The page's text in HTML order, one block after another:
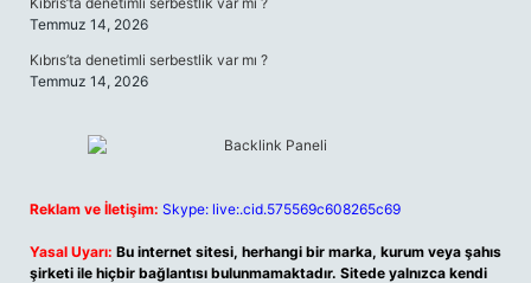
Temmuz 14, 2026
Kıbrıs’ta denetimli serbestlik var mı ?
Temmuz 14, 2026
Reklam ve İletişim: Skype: live:.cid.575569c608265c69
Yasal Uyarı: Bu internet sitesi, herhangi bir marka, kurum veya şahıs
şirketi ile hiçbir bağlantısı bulunmamaktadır. Sitede yalnızca kendi